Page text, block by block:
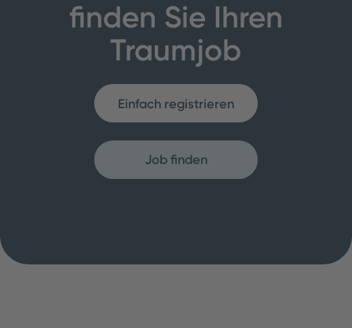
finden Sie Ihren
Traumjob
Einfach registrieren
Job finden